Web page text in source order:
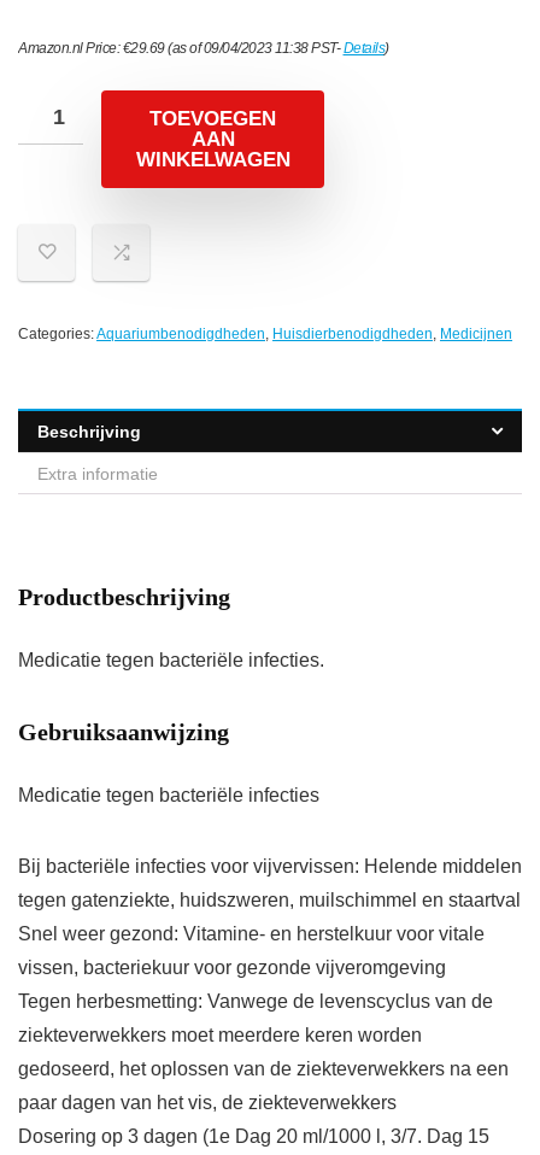
Amazon.nl Price:€29.69(as of 09/04/2023 11:38 PST-Details)
TOEVOEGEN
AAN
WINKELWAGEN
Categories:Aquariumbenodigdheden, Huisdierbenodigdheden, Medicijnen
Beschrijving
Extra informatie
Productbeschrijving
Medicatie tegen bacteriële infecties.
Gebruiksaanwijzing
Medicatie tegen bacteriële infecties
Bij bacteriële infecties voor vijvervissen: Helende middelen
tegen gatenziekte, huidszweren, muilschimmel en staartval
Snel weer gezond: Vitamine- en herstelkuur voor vitale
vissen, bacteriekuur voor gezonde vijveromgeving
Tegen herbesmetting: Vanwege de levenscyclus van de
ziekteverwekkers moet meerdere keren worden
gedoseerd, het oplossen van de ziekteverwekkers na een
paar dagen van het vis, de ziekteverwekkers
Dosering op 3 dagen (1e Dag 20 ml/1000 l, 3/7. Dag 15